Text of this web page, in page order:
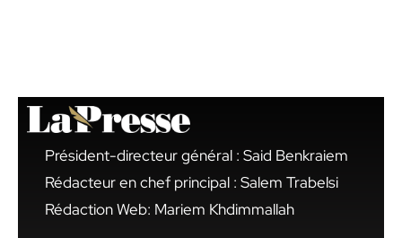
Président-directeur général : Said Benkraiem
Rédacteur en chef principal : Salem Trabelsi
Rédaction Web: Mariem Khdimmallah